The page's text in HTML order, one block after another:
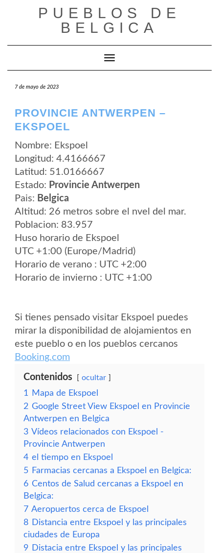
PUEBLOS DE
BELGICA
Cambiar modo de navegación
7 de mayo de 2023
PROVINCIE ANTWERPEN –
EKSPOEL
Nombre: Ekspoel
Longitud: 4.4166667
Latitud: 51.0166667
Estado: Provincie Antwerpen
Pais: Belgica
Altitud: 26 metros sobre el nvel del mar.
Poblacion: 83.957
Huso horario de Ekspoel
UTC +1:00 (Europe/Madrid)
Horario de verano : UTC +2:00
Horario de invierno : UTC +1:00
Si tienes pensado visitar Ekspoel puedes
mirar la disponibilidad de alojamientos en
este pueblo o en los pueblos cercanos
Booking.com
Contenidos ocultar
1
Mapa de Ekspoel
2 Google Street View Ekspoel en Provincie
Antwerpen en Belgica
3 Vídeos relacionados con Ekspoel -
Provincie Antwerpen
4 el tiempo en Ekspoel
5 Farmacias cercanas a Ekspoel en Belgica:
6 Centos de Salud cercanas a Ekspoel en
Belgica:
7 Aeropuertos cerca de Ekspoel
8 Distancia entre Ekspoel y las principales
ciudades de Europa
9 Distacia entre Ekspoel y las principales